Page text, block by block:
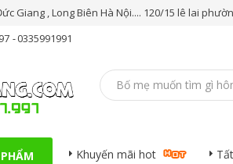
Giang , Long Biên Hà Nội.... 120/15 lê lai
-0335991991
Khuyến mãi hot